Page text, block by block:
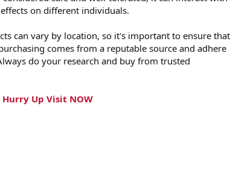
on different individuals.
can vary by location, so it's important to ensure that
comes from a reputable source and adhere
do your research and buy from trusted
Up Visit NOW